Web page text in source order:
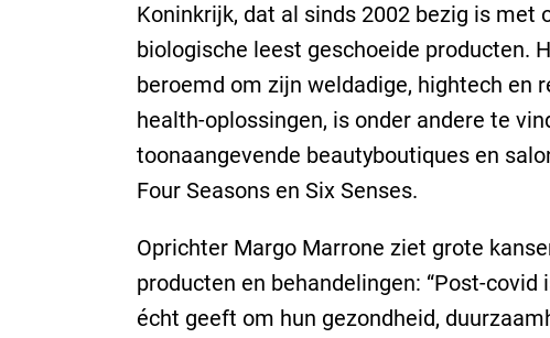
Koninkrijk, dat al sinds 2002 bezig is met
biologische leest geschoeide producten.
beroemd om zijn weldadige, hightech en
health-oplossingen, is onder andere te
toonaangevende beautyboutiques en
Four Seasons en Six Senses.
Oprichter Margo Marrone ziet grote
producten en behandelingen: “Post-
écht geeft om hun gezondheid,